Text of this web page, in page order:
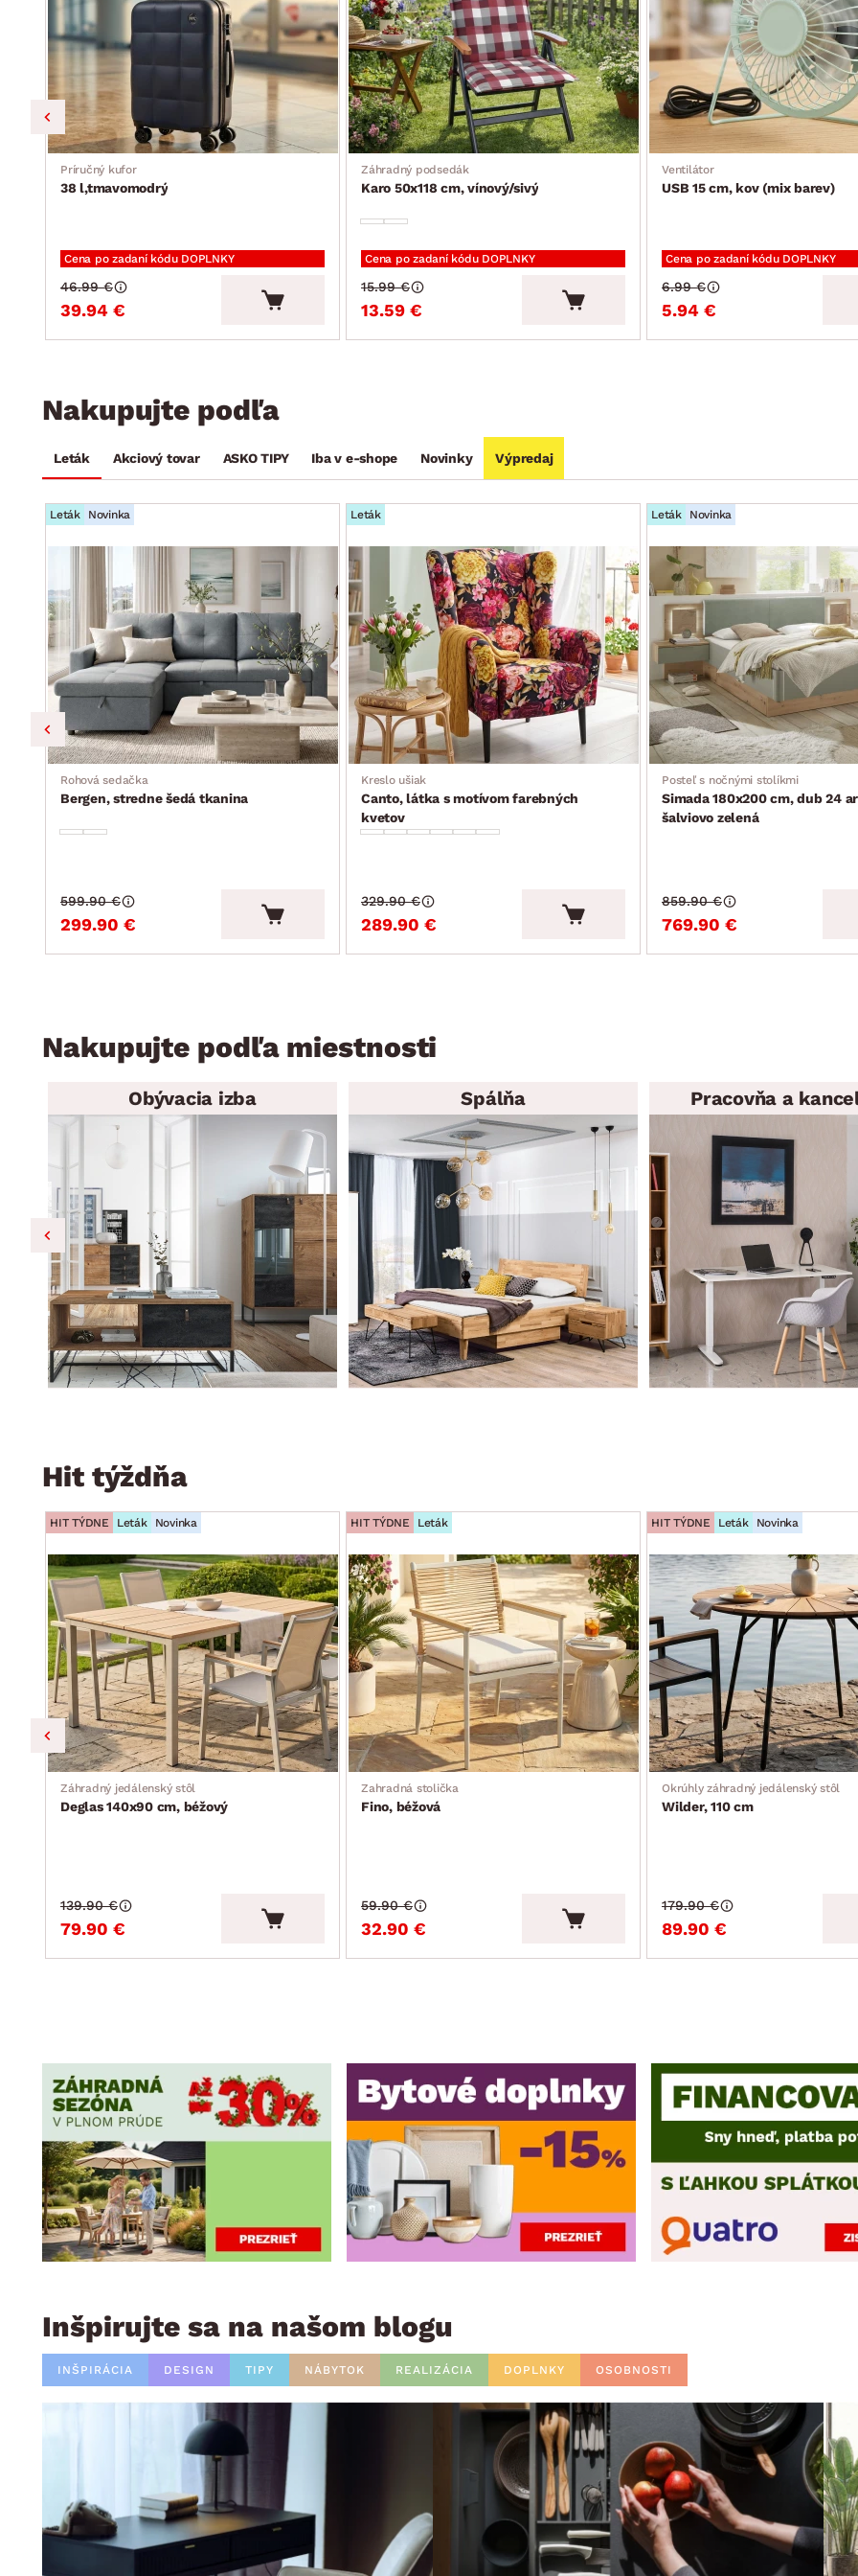
Príručný kufor
38 l,tmavomodrý
Cena po zadaní kódu DOPLNKY
39.94 €
46.99 €
Záhradný podsedák
Karo 50x118 cm, vínový/sivý
Cena po zadaní kódu DOPLNKY
13.59 €
15.99 €
Ventilátor
USB 15 cm, kov (mix barev)
Cena po zadaní kódu DOPLNKY
5.94 €
6.99 €
Nakupujte podľa
Leták Akciový tovar ASKO TIPY Iba v e-shope Novinky Výpredaj
Leták Novinka
Rohová sedačka
Bergen, stredne šedá tkanina
299.90 €
599.90 €
Leták
Kreslo ušiak
Canto, látka s motívom farebných
kvetov
289.90 €
329.90 €
Leták Novinka
Posteľ s nočnými stolíkmi
Simada 180x200 cm, dub 24
šalviovo zelená
769.90 €
859.90 €
Nakupujte podľa miestnosti
Obývacia izba Spálňa Pracovňa a
Hit týždňa
HIT TÝDNE Leták Novinka
Záhradný jedálenský stôl
Deglas 140x90 cm, béžový
79.90 €
139.90 €
HIT TÝDNE Leták
Zahradná stolička
Fino, béžová
32.90 €
59.90 €
HIT TÝDNE Leták Novinka
Okrúhly záhradný jedálenský stôl
Wilder, 110 cm
89.90 €
179.90 €
Inšpirujte sa na našom blogu
INŠPIRÁCIA DESIGN TIPY NÁBYTOK REALIZÁCIA DOPLNKY OSOBNOSTI